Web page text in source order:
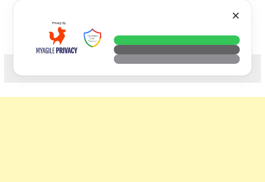
科技. 生活. 攝影.
✕